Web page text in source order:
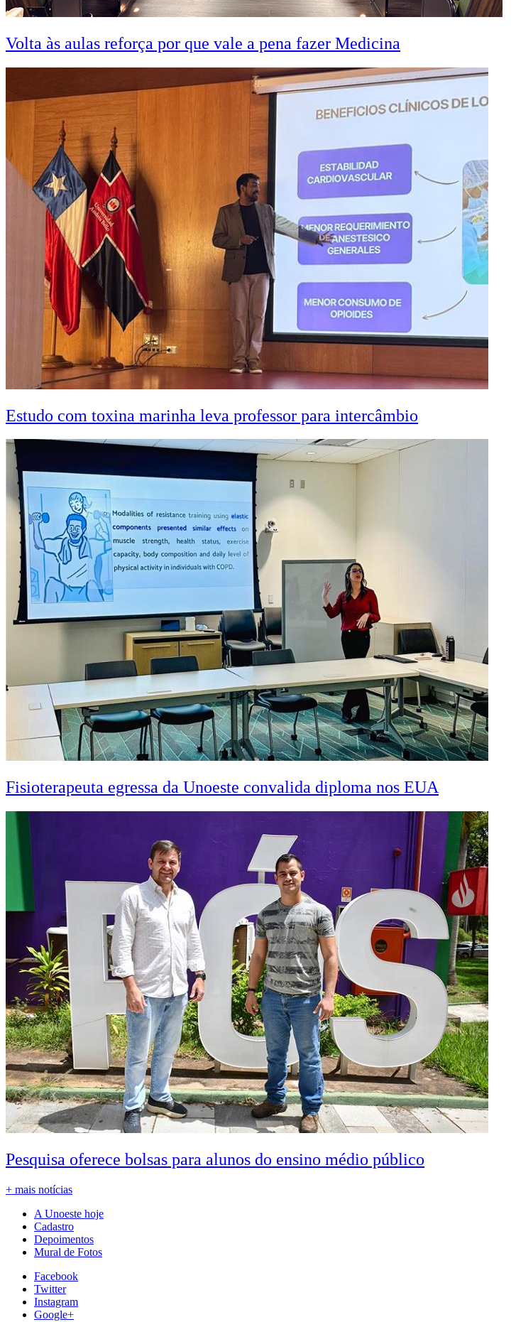
Volta às aulas reforça por que vale a pena fazer Medicina
Estudo com toxina marinha leva professor para intercâmbio
Fisioterapeuta egressa da Unoeste convalida diploma nos EUA
Pesquisa oferece bolsas para alunos do ensino médio público
+ mais notícias
A Unoeste hoje
Cadastro
Depoimentos
Mural de Fotos
Facebook
Twitter
Instagram
Google+